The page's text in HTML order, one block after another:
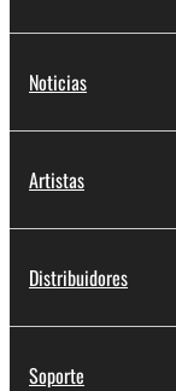
Noticias
Artistas
Distribuidores
Soporte